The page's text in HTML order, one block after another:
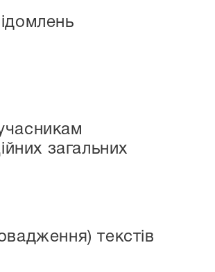
загальних
текстів